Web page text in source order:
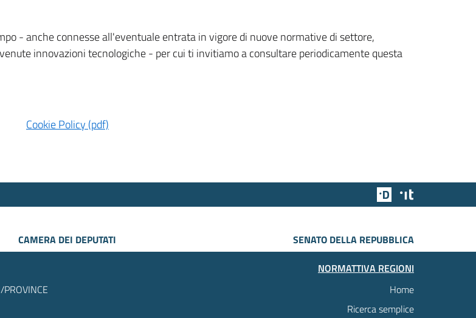
- anche connesse all'eventuale entrata in vigore di nuove normative di settore,
innovazioni tecnologiche - per cui ti invitiamo a consultare periodicamente questa
Cookie Policy (pdf)
Team Digitale
CAMERA DEI DEPUTATI
SENATO DELLA REPUBBLICA
NORMATTIVA REGIONI
Home
Ricerca semplice